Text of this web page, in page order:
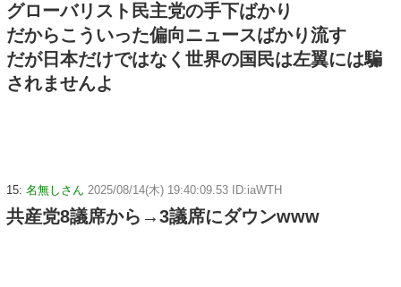
グローバリスト民主党の手下ばかり
だからこういった偏向ニュースばかり流す
だが日本だけではなく世界の国民は左翼には騙
されませんよ
15: 名無しさん 2025/08/14(木) 19:40:09.53 ID:iaWTH
共産党8議席から→3議席にダウンwww